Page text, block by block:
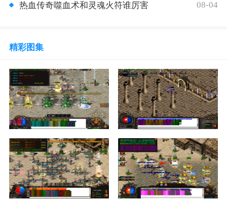
热血传奇噬血术和灵魂火符谁厉害 08-04
精彩图集